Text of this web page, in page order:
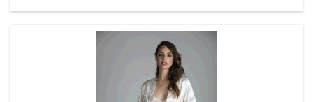
Presentación en especial caja con el logo de la marca. 80%